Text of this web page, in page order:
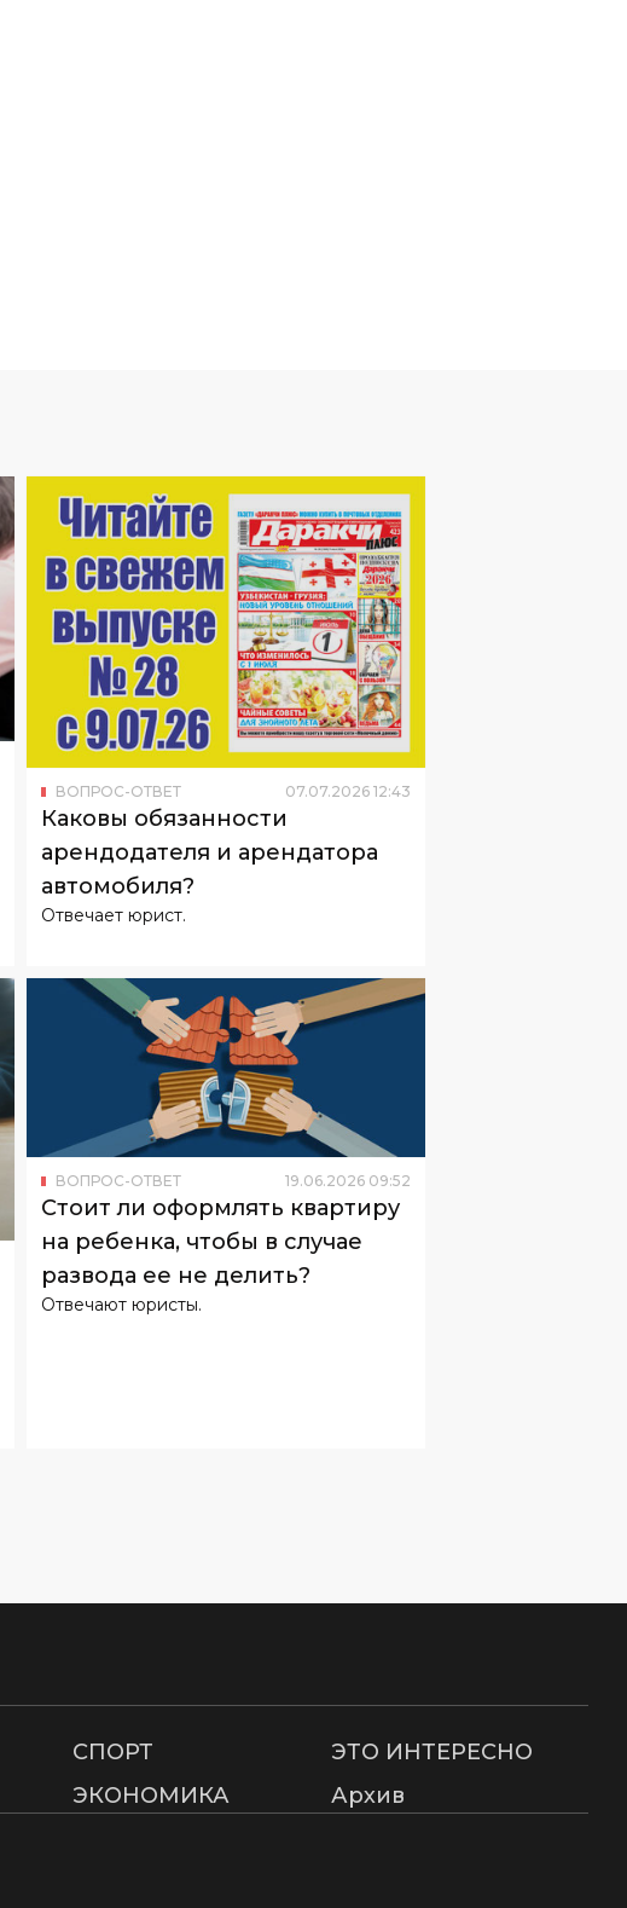
ВОПРОС-ОТВЕТ 07.07.2026 12:43
Каковы обязанности
арендодателя и арендатора
автомобиля?
Отвечает юрист.
ВОПРОС-ОТВЕТ 19.06.2026 09:52
Стоит ли оформлять квартиру
на ребенка, чтобы в случае
развода ее не делить?
Отвечают юристы.
СПОРТ
ЭТО ИНТЕРЕСНО
ЭКОНОМИКА Архив